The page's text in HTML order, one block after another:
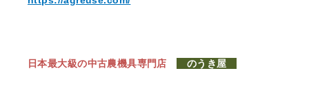
日本最大級の中古農機具専門店 のうき屋